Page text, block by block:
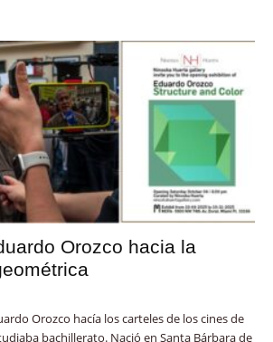
Orozco hacia la
Orozco hacía los carteles de los cines de
bachillerato. Nació en Santa Bárbara de